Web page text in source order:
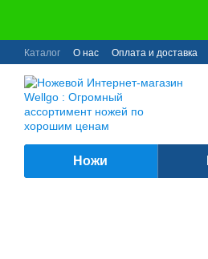
Каталог О нас Оплата и доставка
Ножи